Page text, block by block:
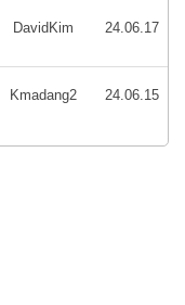
DavidKim 24.06.17
Kmadang2 24.06.15